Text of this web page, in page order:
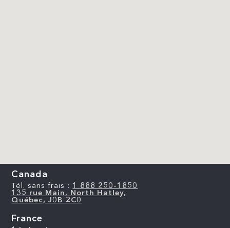
Canada
Tél. sans frais : 1 888 250-1850
135 rue Main, North Hatley,
Québec, J0B 2C0
France